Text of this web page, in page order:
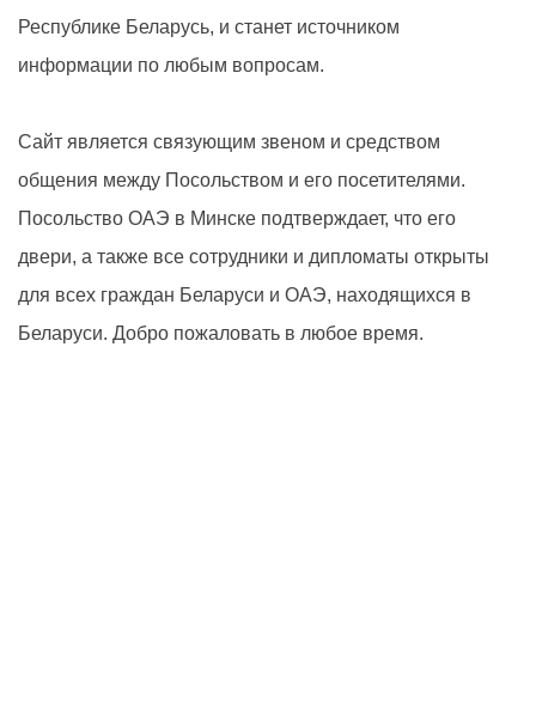
Республике Беларусь, и станет источником
информации по любым вопросам.
Сайт является связующим звеном и средством
общения между Посольством и его посетителями.
Посольство ОАЭ в Минске подтверждает, что его
двери, а также все сотрудники и дипломаты открыты
для всех граждан Беларуси и ОАЭ, находящихся в
Беларуси. Добро пожаловать в любое время.